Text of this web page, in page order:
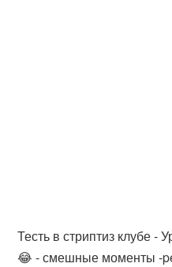
Тесть в стриптиз клубе -
😂 - смешные моменты -